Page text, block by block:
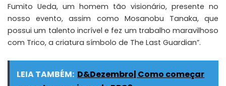
Fumito Ueda, um homem tão visionário, presente no
nosso evento, assim como Mosanobu Tanaka, que
possui um talento incrível e fez um trabalho maravilhoso
com Trico, a criatura símbolo de The Last Guardian”.
LEIA TAMBÉM: D&Dezembro| Como começar